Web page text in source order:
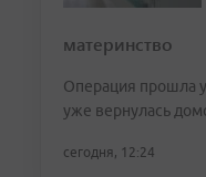
материнство
Операция прошла
уже вернулась
сегодня, 12:24